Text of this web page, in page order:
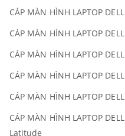
CÁP MÀN HÌNH LAPTOP DELL
CÁP MÀN HÌNH LAPTOP DELL
CÁP MÀN HÌNH LAPTOP DELL
CÁP MÀN HÌNH LAPTOP DELL
CÁP MÀN HÌNH LAPTOP DELL
CÁP MÀN HÌNH LAPTOP DELL
Latitude